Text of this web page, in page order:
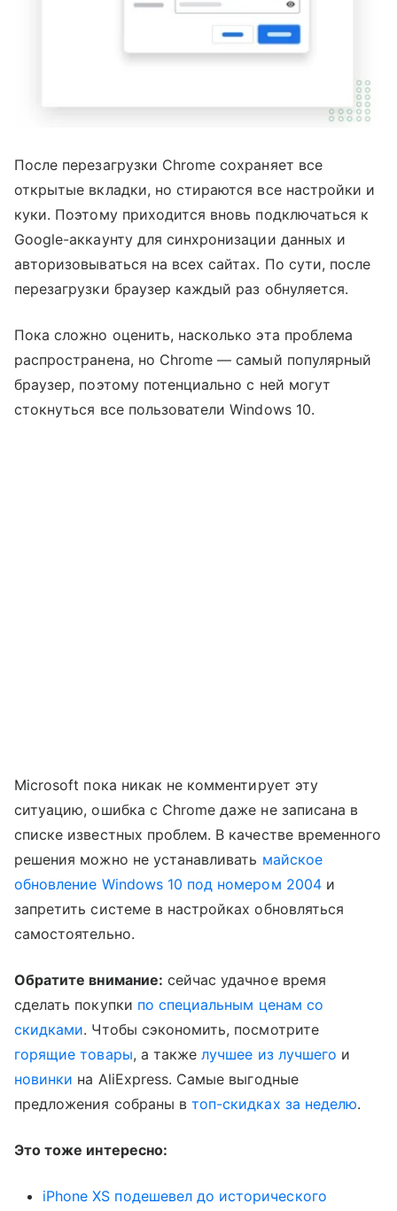
После перезагрузки Chrome сохраняет все
открытые вкладки, но стираются все настройки и
куки. Поэтому приходится вновь подключаться к
Google-аккаунту для синхронизации данных и
авторизовываться на всех сайтах. По сути, после
перезагрузки браузер каждый раз обнуляется.
Пока сложно оценить, насколько эта проблема
распространена, но Chrome — самый популярный
браузер, поэтому потенциально с ней могут
стокнуться все пользователи Windows 10.
Microsoft пока никак не комментирует эту
ситуацию, ошибка с Chrome даже не записана в
списке известных проблем. В качестве временного
решения можно не устанавливать майское
обновление Windows 10 под номером 2004и
запретить системе в настройках обновляться
самостоятельно.
Обратите внимание: сейчас удачное время
сделать покупки по специальным ценам со
скидками. Чтобы сэкономить, посмотрите
горящие товары, а такжелучшее из лучшего и
новинки на AliExpress. Самые выгодные
предложения собраны втоп-скидках за неделю.
Это тоже интересно:
iPhone XS подешевел до исторического